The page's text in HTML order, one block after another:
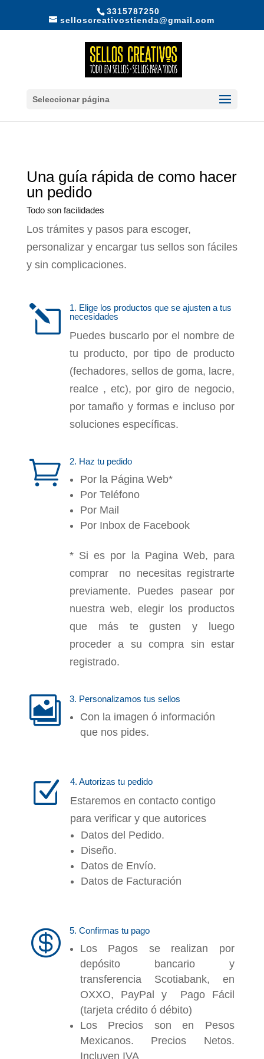
3315787250
selloscreativostienda@gmail.com
Seleccionar página
Una guía rápida de como hacer
un pedido
Todo son facilidades
Los trámites y pasos para escoger,
personalizar y encargar tus sellos son fáciles
y sin complicaciones.
l
1. Elige los productos que se ajusten a tus
necesidades
Puedes buscarlo por el nombre de
tu producto, por tipo de producto
(fechadores, sellos de goma, lacre,
realce , etc), por giro de negocio,
por tamaño y formas e incluso por
soluciones específicas.
 2. Haz tu pedido
Por la Página Web*
Por Teléfono
Por Mail
Por Inbox de Facebook
* Si es por la Pagina Web, para
comprar no necesitas registrarte
previamente. Puedes pasear por
nuestra web, elegir los productos
que más te gusten y luego
proceder a su compra sin estar
registrado.
 3. Personalizamos tus sellos
Con la imagen ó información
que nos pides.
Z 4. Autorizas tu pedido
Estaremos en contacto contigo
para verificar y que autorices
Datos del Pedido.
Diseño.
Datos de Envío.
Datos de Facturación
 5. Confirmas tu pago
Los Pagos se realizan por
depósito bancario y
transferencia Scotiabank, en
OXXO, PayPal y Pago Fácil
(tarjeta crédito ó débito)
Los Precios son en Pesos
Mexicanos. Precios Netos.
Incluyen IVA